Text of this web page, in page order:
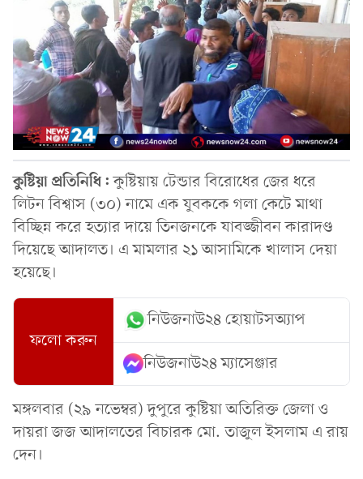
কুষ্টিয়া প্রতিনিধি:কুষ্টিয়ায় টেন্ডার বিরোধের জের ধরে
লিটন বিশ্বাস (৩০) নামে এক যুবককে গলা কেটে মাথা
বিচ্ছিন্ন করে হত্যার দায়ে তিনজনকে যাবজ্জীবন কারাদণ্ড
দিয়েছে আদালত। এ মামলার ২১ আসামিকে খালাস দেয়া
হয়েছে।
ফলো করুন
নিউজনাউ২৪ হোয়াটসঅ্যাপ
নিউজনাউ২৪ ম্যাসেঞ্জার
মঙ্গলবার (২৯ নভেম্বর) দুপুরে কুষ্টিয়া অতিরিক্ত জেলা ও
দায়রা জজ আদালতের বিচারক মো. তাজুল ইসলাম এ রায়
দেন।